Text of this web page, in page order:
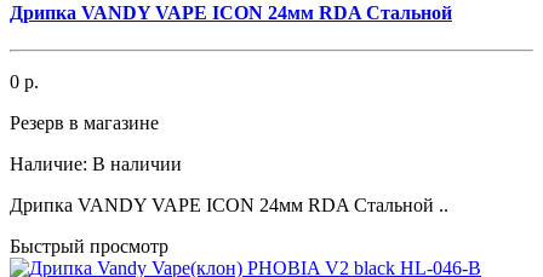
Дрипка VANDY VAPE ICON 24мм RDA Стальной
0 р.
Резерв в магазине
Наличие: В наличии
Дрипка VANDY VAPE ICON 24мм RDA Стальной ..
Быстрый просмотр